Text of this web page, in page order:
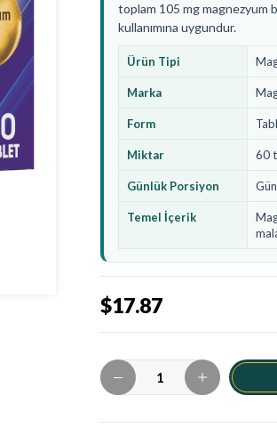
toplam 105 mg magnezyum
kullanımına uygundur.
Ürün Tipi
Marka
Form
Miktar 60
Günlük Porsiyon
Temel İçerik
$17.87